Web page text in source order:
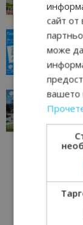
сайт
може
вашето